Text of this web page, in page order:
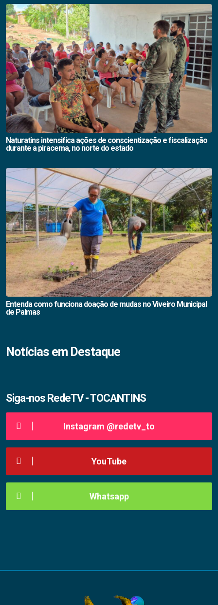
Naturatins intensifica ações de conscientização e fiscalização
durante a piracema, no norte do estado
Entenda como funciona doação de mudas no Viveiro Municipal
de Palmas
Notícias em Destaque
Siga-nos RedeTV - TOCANTINS
Instagram @redetv_to
YouTube
Whatsapp